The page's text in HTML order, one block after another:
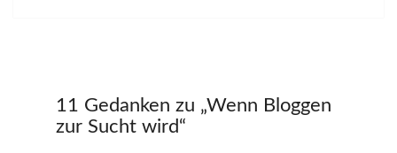
11 Gedanken zu „Wenn Bloggen
zur Sucht wird“